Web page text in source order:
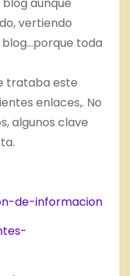
aunque
vertiendo
toda
trataba este
enlaces,. No
algunos clave
de-informacion